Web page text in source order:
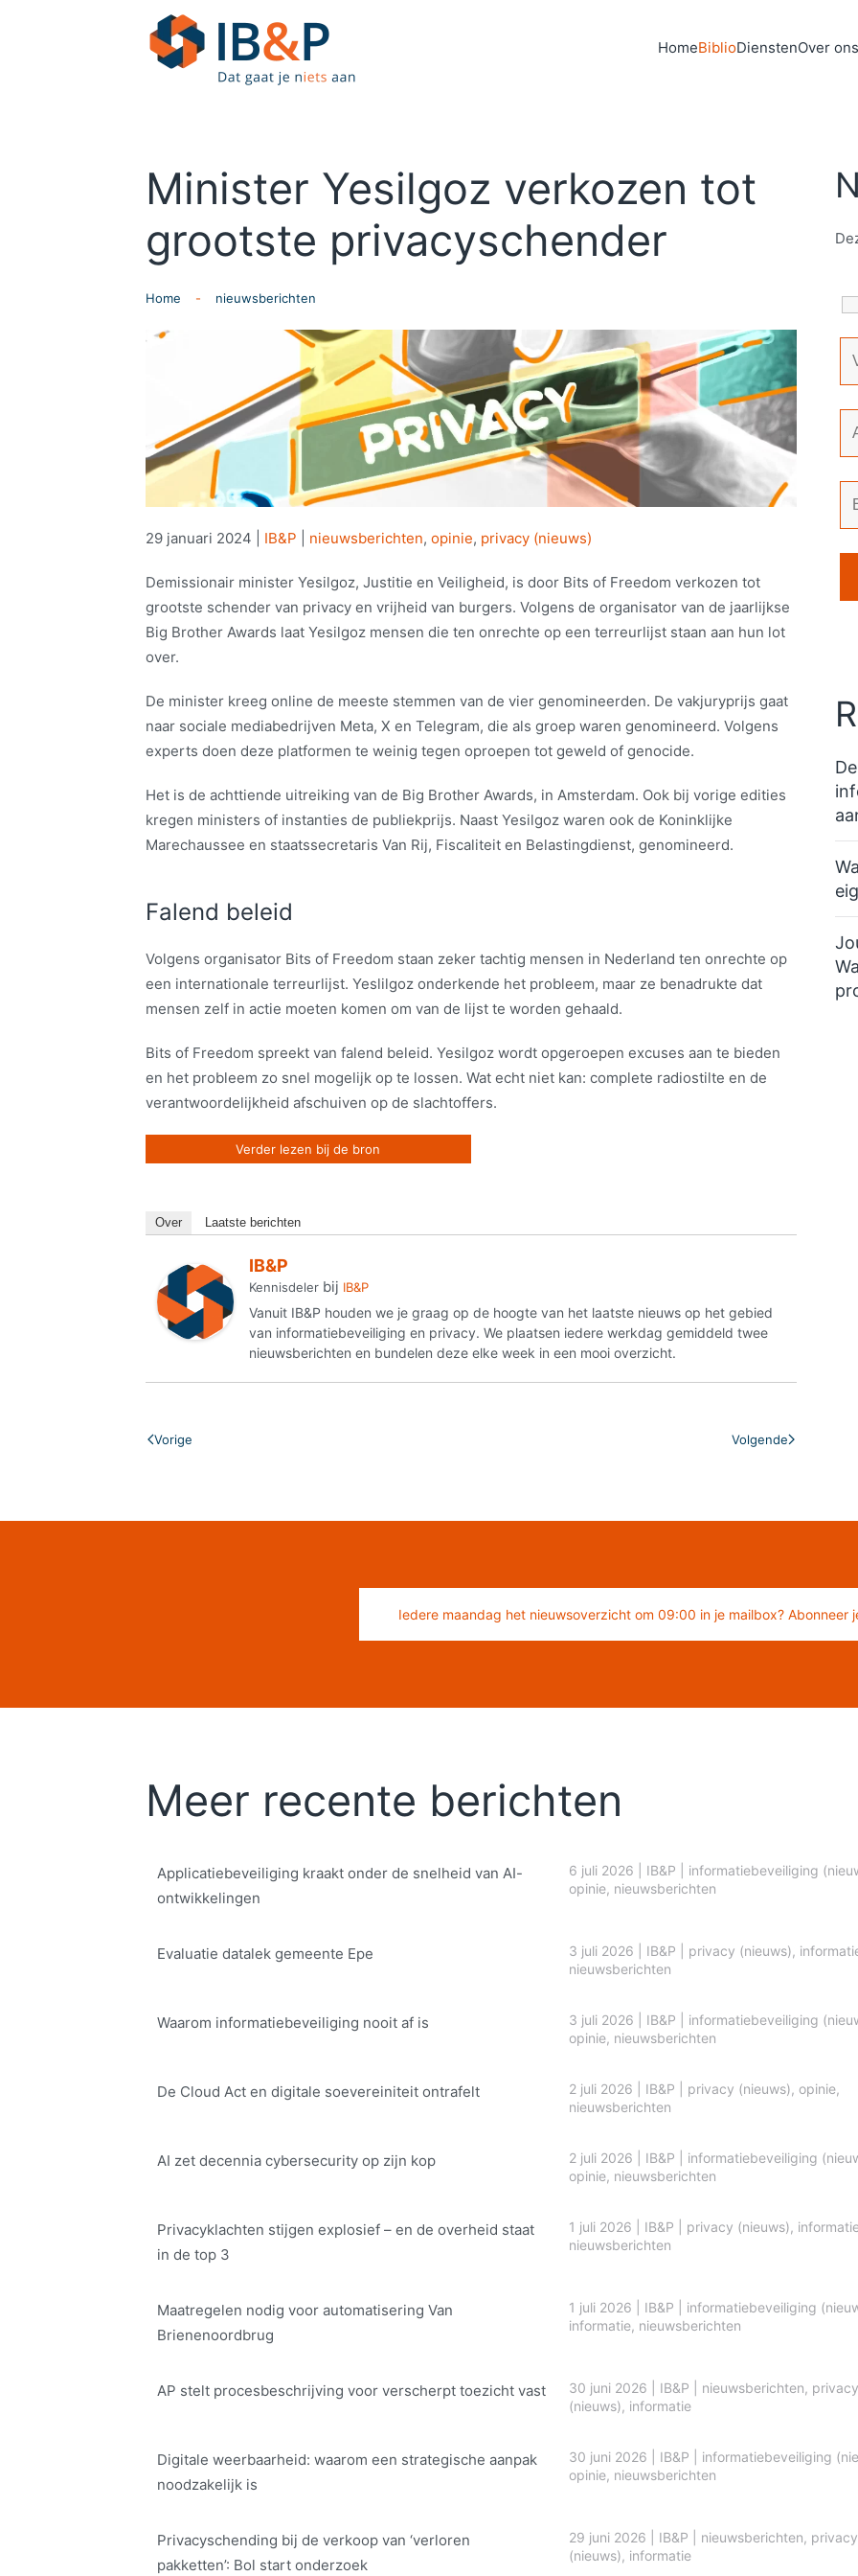
Skip to main content HomeBiblioDienstenOver ons
Minister Yesilgoz verkozen tot
grootste privacyschender
Home nieuwsberichten
29 januari 2024 IB&P nieuwsberichten, opinie, privacy (nieuws)
Demissionair minister Yesilgoz, Justitie en Veiligheid, is door Bits of Freedom verkozen tot
grootste schender van privacy en vrijheid van burgers. Volgens de organisator van de jaarlijkse
Big Brother Awards laat Yesilgoz mensen die ten onrechte op een terreurlijst staan aan hun lot
over.
De minister kreeg online de meeste stemmen van de vier genomineerden. De vakjuryprijs gaat
naar sociale mediabedrijven Meta, X en Telegram, die als groep waren genomineerd. Volgens
experts doen deze platformen te weinig tegen oproepen tot geweld of genocide.
Het is de achttiende uitreiking van de Big Brother Awards, in Amsterdam. Ook bij vorige edities
kregen ministers of instanties de publiekprijs. Naast Yesilgoz waren ook de Koninklijke
Marechaussee en staatssecretaris Van Rij, Fiscaliteit en Belastingdienst, genomineerd.
Falend beleid
Volgens organisator Bits of Freedom staan zeker tachtig mensen in Nederland ten onrechte op
een internationale terreurlijst. Yeslilgoz onderkende het probleem, maar ze benadrukte dat
mensen zelf in actie moeten komen om van de lijst te worden gehaald.
Bits of Freedom spreekt van falend beleid. Yesilgoz wordt opgeroepen excuses aan te bieden
en het probleem zo snel mogelijk op te lossen. Wat echt niet kan: complete radiostilte en de
verantwoordelijkheid afschuiven op de slachtoffers.
Verder lezen bij de bron
Over Laatste berichten
IB&P
Kennisdeler bij IB&P
Vanuit IB&P houden we je graag op de hoogte van het laatste nieuws op het gebied
van informatiebeveiliging en privacy. We plaatsen iedere werkdag gemiddeld twee
nieuwsberichten en bundelen deze elke week in een mooi overzicht.
Vorige Volgende
Iedere maandag het nieuwsoverzicht om 09:00 in je mailbox? Abonneer
Meer recente berichten
Applicatiebeveiliging kraakt onder de snelheid van AI-
ontwikkelingen
6 juli 2026 IB&P
informatiebeveiliging
opinie, nieuwsberichten
Evaluatie datalek gemeente Epe 3 juli 2026 IB&P privacy (nieuws),
nieuwsberichten
Waarom informatiebeveiliging nooit af is 3 juli 2026 IB&P
informatiebeveiliging
opinie, nieuwsberichten
De Cloud Act en digitale soe­ve­rei­ni­teit ontrafelt 2 juli 2026 IB&P privacy (nieuws), opinie,
nieuwsberichten
AI zet decennia cybersecurity op zijn kop 2 juli 2026 IB&P
informatiebeveiliging
opinie, nieuwsberichten
Privacyklachten stijgen explosief – en de overheid staat
in de top 3
1 juli 2026 IB&P privacy (nieuws),
nieuwsberichten
Maatregelen nodig voor automatisering Van
Brienenoordbrug
1 juli 2026 IB&P
informatiebeveiliging
informatie, nieuwsberichten
AP stelt procesbeschrijving voor verscherpt toezicht vast 30 juni 2026 IB&P nieuwsberichten, privacy
(nieuws), informatie
Digitale weerbaarheid: waarom een strategische aanpak
noodzakelijk is
30 juni 2026 IB&P
informatiebeveiliging
opinie, nieuwsberichten
Privacyschending bij de verkoop van ‘verloren
pakketten’: Bol start onderzoek
29 juni 2026 IB&P nieuwsberichten, privacy
(nieuws), informatie